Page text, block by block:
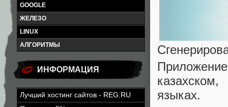
GOOGLE
ЖЕЛЕЗО
LINUX
АЛГОРИТМЫ
ИНФОРМАЦИЯ
Лучший хостинг сайтов - REG.RU
языках.